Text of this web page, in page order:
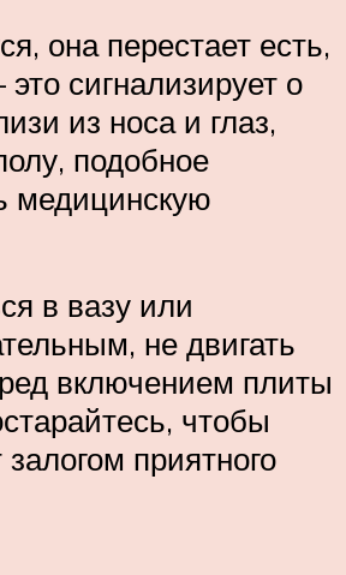
она перестает есть,
сигнализирует о
из носа и глаз,
подобное
медицинскую
в вазу или
не двигать
включением плиты
чтобы
приятного